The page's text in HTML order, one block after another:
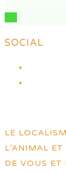
SOCIAL
LE
L’ANIMAL
DE VOUS ET